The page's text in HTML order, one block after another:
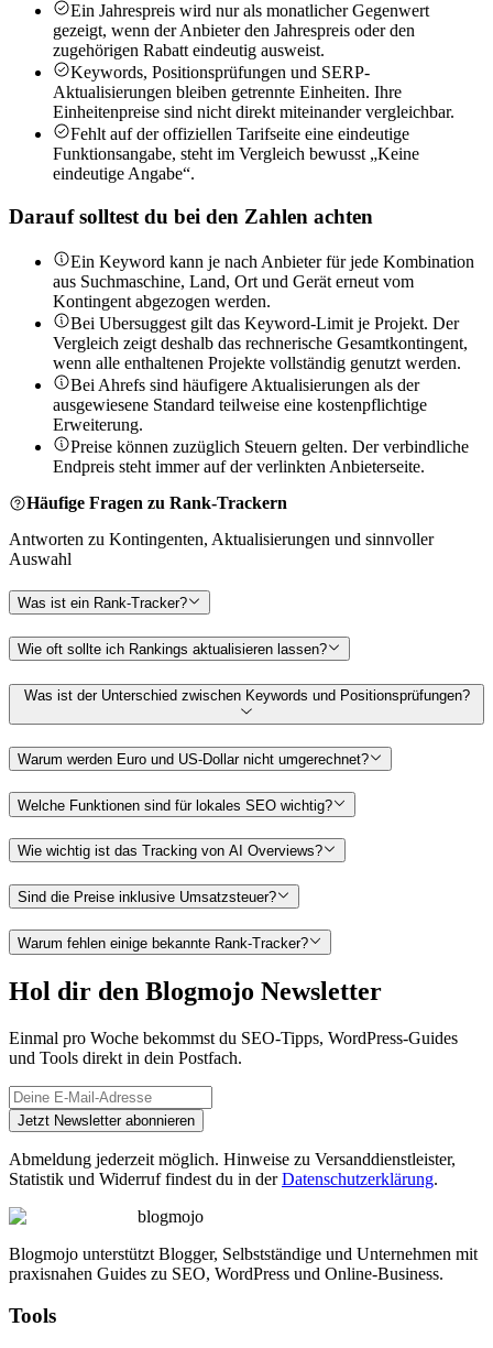
Ein Jahrespreis wird nur als monatlicher Gegenwert
gezeigt, wenn der Anbieter den Jahrespreis oder den
zugehörigen Rabatt eindeutig ausweist.
Keywords, Positionsprüfungen und SERP-
Aktualisierungen bleiben getrennte Einheiten. Ihre
Einheitenpreise sind nicht direkt miteinander vergleichbar.
Fehlt auf der offiziellen Tarifseite eine eindeutige
Funktionsangabe, steht im Vergleich bewusst „Keine
eindeutige Angabe“.
Darauf solltest du bei den Zahlen achten
Ein Keyword kann je nach Anbieter für jede Kombination
aus Suchmaschine, Land, Ort und Gerät erneut vom
Kontingent abgezogen werden.
Bei Ubersuggest gilt das Keyword-Limit je Projekt. Der
Vergleich zeigt deshalb das rechnerische Gesamtkontingent,
wenn alle enthaltenen Projekte vollständig genutzt werden.
Bei Ahrefs sind häufigere Aktualisierungen als der
ausgewiesene Standard teilweise eine kostenpflichtige
Erweiterung.
Preise können zuzüglich Steuern gelten. Der verbindliche
Endpreis steht immer auf der verlinkten Anbieterseite.
Häufige Fragen zu Rank-Trackern
Antworten zu Kontingenten, Aktualisierungen und sinnvoller
Auswahl
Was ist ein Rank-Tracker?
Wie oft sollte ich Rankings aktualisieren lassen?
Was ist der Unterschied zwischen Keywords und Positionsprüfungen?
Warum werden Euro und US-Dollar nicht umgerechnet?
Welche Funktionen sind für lokales SEO wichtig?
Wie wichtig ist das Tracking von AI Overviews?
Sind die Preise inklusive Umsatzsteuer?
Warum fehlen einige bekannte Rank-Tracker?
Hol dir den Blogmojo Newsletter
Einmal pro Woche bekommst du SEO-Tipps, WordPress-Guides
und Tools direkt in dein Postfach.
Jetzt Newsletter abonnieren
Abmeldung jederzeit möglich. Hinweise zu Versanddienstleister,
Statistik und Widerruf findest du in der Datenschutzerklärung.
blogmojo
Blogmojo unterstützt Blogger, Selbstständige und Unternehmen mit
praxisnahen Guides zu SEO, WordPress und Online-Business.
Tools